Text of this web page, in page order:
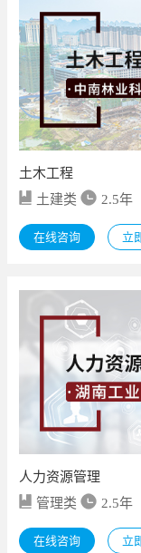
土木工程
土建类
2.5年
在线咨询 立
人力资源管理
管理类
2.5年
在线咨询 立